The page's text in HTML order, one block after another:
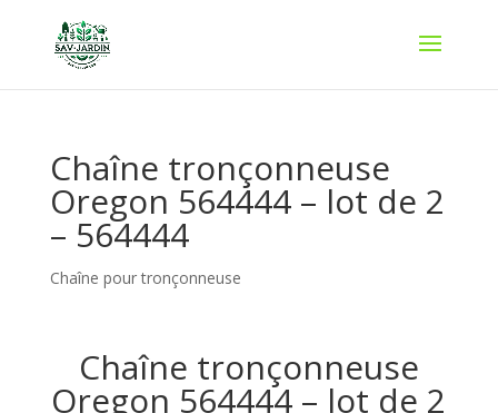
Chaîne tronçonneuse
Oregon 564444 – lot de 2
– 564444
Chaîne pour tronçonneuse
Chaîne tronçonneuse
Oregon 564444 – lot de 2